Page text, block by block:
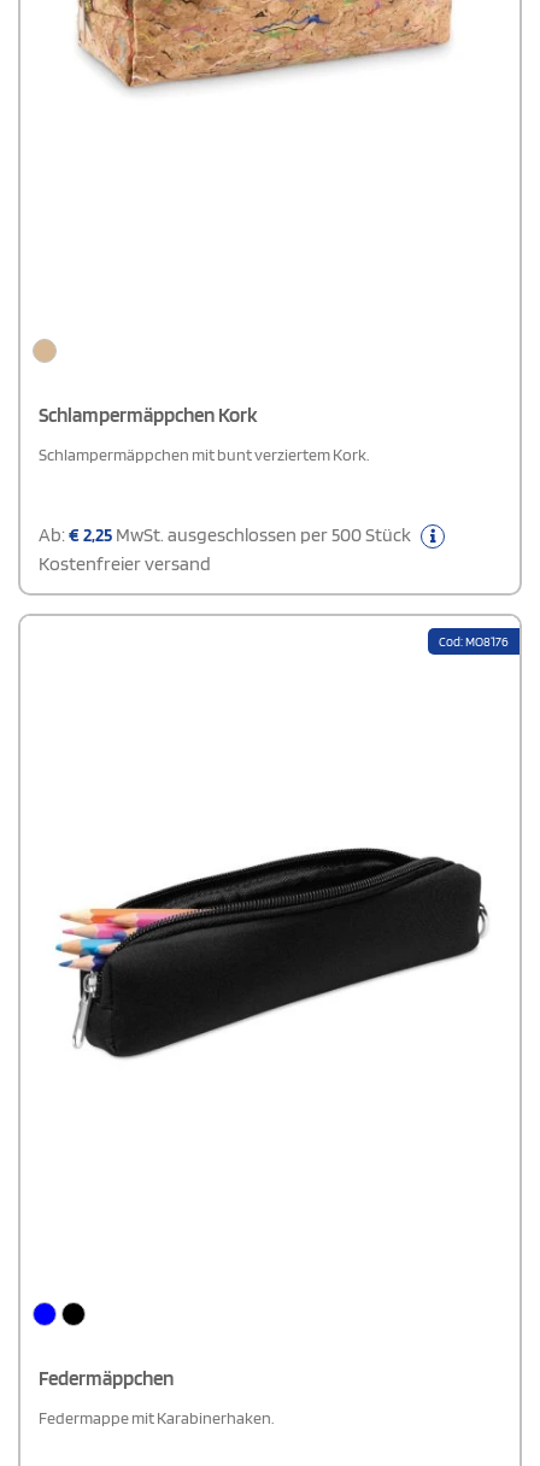
Schlampermäppchen Kork
Schlampermäppchen mit bunt verziertem Kork.
Ab:€2,25 MwSt. ausgeschlossen per 500 Stück
Kostenfreier versand
Cod: MO8176
Federmäppchen
Federmappe mit Karabinerhaken.